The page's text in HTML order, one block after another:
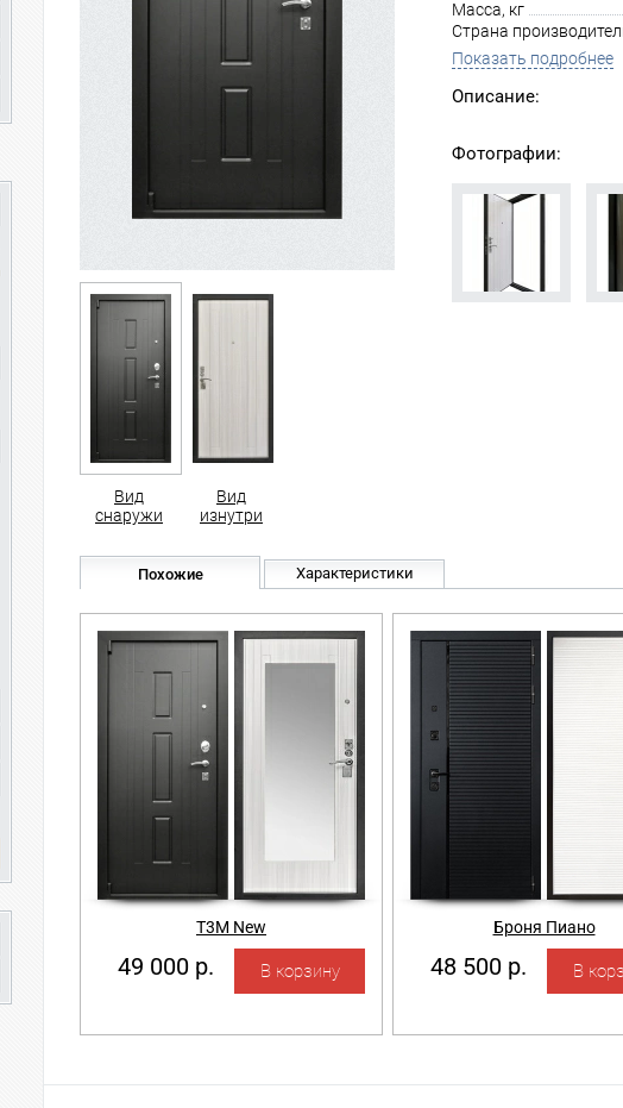
Вид
снаружи
Вид
изнутри
Масса, кг
Страна
Показать подробнее
Описание:
Фотографии:
Похожие Характеристики
Т3М New
49 000 р.
Броня Пиано
48 500 р.